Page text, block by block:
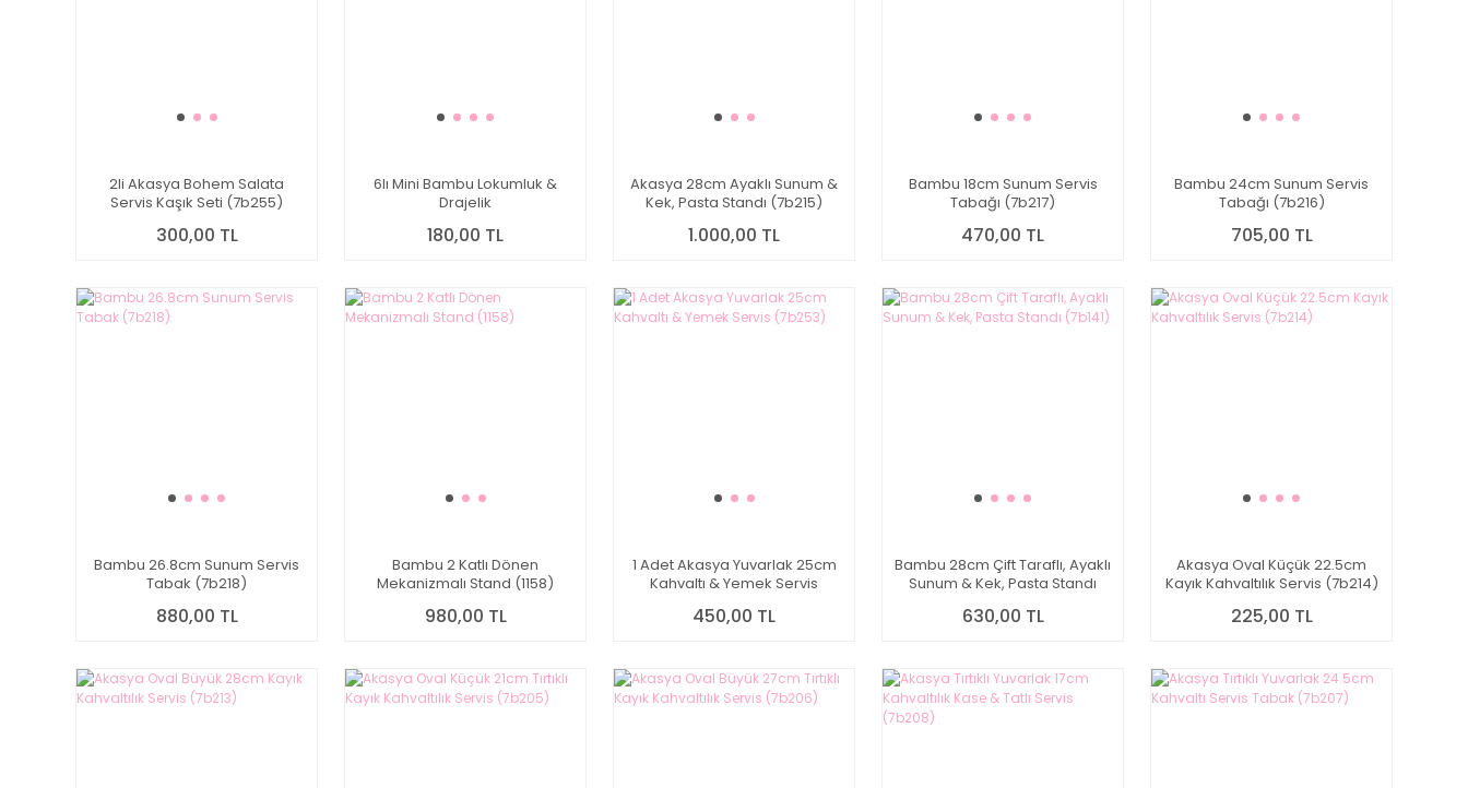
2li Akasya Bohem Salata
Servis Kaşık Seti (7b255)
300,00 TL
6lı Mini Bambu Lokumluk &
Drajelik
180,00 TL
Akasya 28cm Ayaklı Sunum &
Kek, Pasta Standı (7b215)
1.000,00 TL
Bambu 18cm Sunum Servis
Tabağı (7b217)
470,00 TL
Bambu 24cm Sunum Servis
Tabağı (7b216)
705,00 TL
Bambu 26.8cm Sunum Servis
Tabak (7b218)
880,00 TL
Bambu 2 Katlı Dönen
Mekanizmalı Stand (1158)
980,00 TL
1 Adet Akasya Yuvarlak 25cm
Kahvaltı & Yemek Servis
450,00 TL
Bambu 28cm Çift Taraflı, Ayaklı
Sunum & Kek, Pasta Standı
630,00 TL
Akasya Oval Küçük 22.5cm
Kayık Kahvaltılık Servis (7b214)
225,00 TL